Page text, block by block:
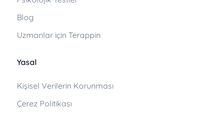
Blog
Uzmanlar için Terappin
Yasal
Kişisel Verilerin Korunması
Çerez Politikası